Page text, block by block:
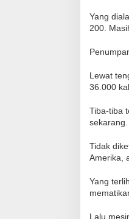
Yang
200.
Lewat
36.000
Tiba-tiba
sekarang.
Tidak
Amerika,
Yang
Lalu